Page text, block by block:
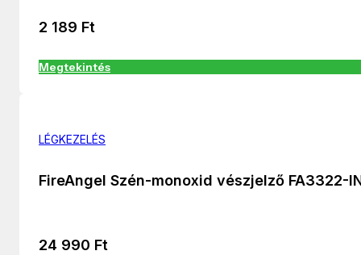
2 189 Ft
Megtekintés
LÉGKEZELÉS
FireAngel Szén-monoxid vészjelző FA3322-
24 990 Ft